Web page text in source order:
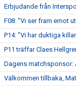
Erbjudande från
F08: "Vi ser fram emot
P14: "Vi har duktiga
P11 träffar Claes
Dagens matchsponsor:
Välkommen tillbaka,